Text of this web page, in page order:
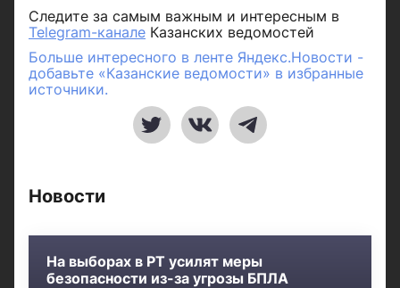
Следите за самым важным и интересным в
Telegram-канале Казанских ведомостей
Больше интересного в ленте Яндекс.Новости -
добавьте «Казанские ведомости» в избранные
источники.
Новости
На выборах в РТ усилят меры
безопасности из-за угрозы БПЛА